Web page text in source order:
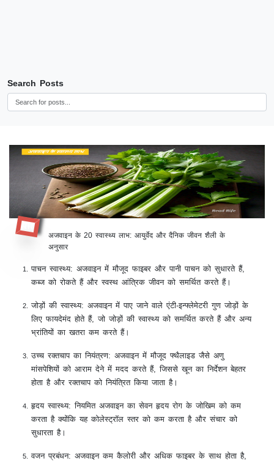
RR
Search Posts
अजवाइन के 20 स्वास्थ्य लाभ: आयुर्वेद और दैनिक जीवन शैली के
अनुसार
पाचन स्वास्थ्य: अजवाइन में मौजूद फाइबर और पानी पाचन को सुधारते हैं,
कब्ज को रोकते हैं और स्वस्थ आंत्रिक जीवन को समर्थित करते हैं।
जोड़ों की स्वास्थ्य: अजवाइन में पाए जाने वाले एंटी-इन्फ्लेमेटरी गुण जोड़ों के
लिए फायदेमंद होते हैं, जो जोड़ों की स्वास्थ्य को समर्थित करते हैं और अन्य
भ्रांतियों का खतरा कम करते हैं।
उच्च रक्तचाप का नियंत्रण: अजवाइन में मौजूद फ्थैलाइड जैसे अणु
मांसपेशियों को आराम देने में मदद करते हैं, जिससे खून का निर्देशन बेहतर
होता है और रक्तचाप को नियंत्रित किया जाता है।
हृदय स्वास्थ्य: नियमित अजवाइन का सेवन हृदय रोग के जोखिम को कम
करता है क्योंकि यह कोलेस्ट्रॉल स्तर को कम करता है और संचार को
सुधारता है।
वजन प्रबंधन: अजवाइन कम कैलोरी और अधिक फाइबर के साथ होता है,